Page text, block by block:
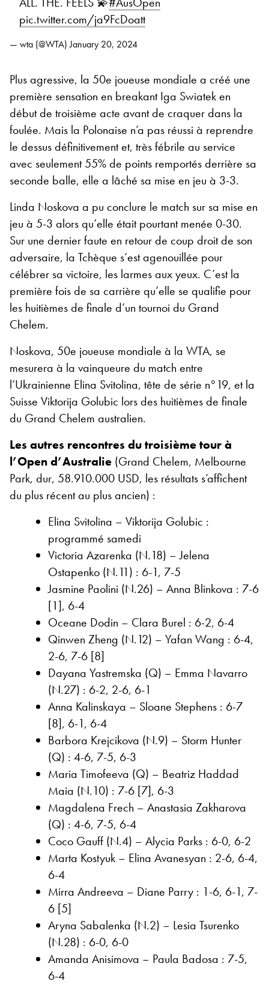
pic.twitter.com/ja9FcDoatt
— wta (@WTA)January 20, 2024
Plus agressive, la 50e joueuse mondiale a créé une
première sensation en breakant Iga Swiatek en
début de troisième acte avant de craquer dans la
foulée. Mais la Polonaise n’a pas réussi à reprendre
le dessus définitivement et, très fébrile au service
avec seulement 55% de points remportés derrière sa
seconde balle, elle a lâché sa mise en jeu à 3-3.
Linda Noskova a pu conclure le match sur sa mise en
jeu à 5-3 alors qu’elle était pourtant menée 0-30.
Sur une dernier faute en retour de coup droit de son
adversaire, la Tchèque s’est agenouillée pour
célébrer sa victoire, les larmes aux yeux. C’est la
première fois de sa carrière qu’elle se qualifie pour
les huitièmes de finale d’un tournoi du Grand
Chelem.
Noskova, 50e joueuse mondiale à la WTA, se
mesurera à la vainqueure du match entre
l’Ukrainienne Elina Svitolina, tête de série n°19, et la
Suisse Viktorija Golubic lors des huitièmes de finale
du Grand Chelem australien.
Les autres rencontres du troisième tour à
l’Open d’Australie (Grand Chelem, Melbourne
Park, dur, 58.910.000 USD, les résultats s’affichent
du plus récent au plus ancien) :
Elina Svitolina – Viktorija Golubic :
programmé samedi
Victoria Azarenka (N.18) – Jelena
Ostapenko (N.11) : 6-1, 7-5
Jasmine Paolini (N.26) – Anna Blinkova : 7-6
[1], 6-4
Oceane Dodin – Clara Burel : 6-2, 6-4
Qinwen Zheng (N.12) – Yafan Wang : 6-4,
2-6, 7-6 [8]
Dayana Yastremska (Q) – Emma Navarro
(N.27) : 6-2, 2-6, 6-1
Anna Kalinskaya – Sloane Stephens : 6-7
[8], 6-1, 6-4
Barbora Krejcikova (N.9) – Storm Hunter
(Q) : 4-6, 7-5, 6-3
Maria Timofeeva (Q) – Beatriz Haddad
Maia (N.10) : 7-6 [7], 6-3
Magdalena Frech – Anastasia Zakharova
(Q) : 4-6, 7-5, 6-4
Coco Gauff (N.4) – Alycia Parks : 6-0, 6-2
Marta Kostyuk – Elina Avanesyan : 2-6, 6-4,
6-4
Mirra Andreeva – Diane Parry : 1-6, 6-1, 7-
6 [5]
Aryna Sabalenka (N.2) – Lesia Tsurenko
(N.28) : 6-0, 6-0
Amanda Anisimova – Paula Badosa : 7-5,
6-4